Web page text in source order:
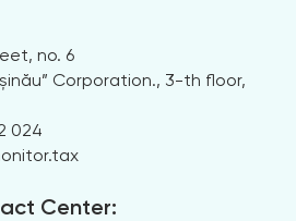
no. 6
Corporation., 3-th floor,
024
Center: